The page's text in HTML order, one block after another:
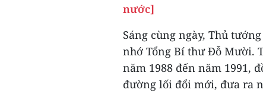
nước]
Sáng cùng ngày, Thủ
nhớ Tổng Bí thư Đỗ Mười.
năm 1988 đến năm 1991,
đường lối đổi mới, đưa ra